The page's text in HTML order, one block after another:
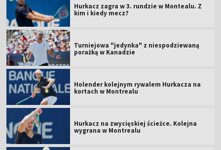
Hurkacz zagra w 3. rundzie w Montealu. Z
kim i kiedy mecz?
Turniejowa "jedynka" z niespodziewaną
porażką w Kanadzie
Holender kolejnym rywalem Hurkacza na
kortach w Montrealu
Hurkacz na zwycięskiej ścieżce. Kolejna
wygrana w Montrealu